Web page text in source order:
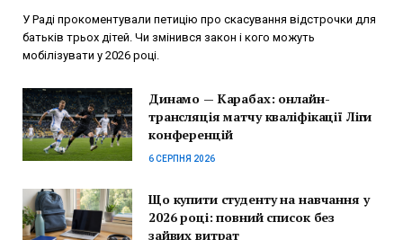
У Раді прокоментували петицію про скасування відстрочки для
батьків трьох дітей. Чи змінився закон і кого можуть
мобілізувати у 2026 році.
Динамо — Карабах: онлайн-
трансляція матчу кваліфікації Ліги
конференцій
6 СЕРПНЯ 2026
Що купити студенту на навчання у
2026 році: повний список без
зайвих витрат